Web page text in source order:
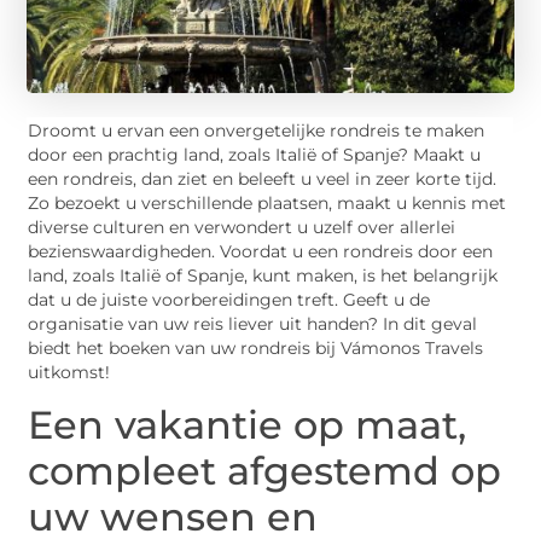
Droomt u ervan een onvergetelijke rondreis te maken
door een prachtig land, zoals Italië of Spanje? Maakt u
een rondreis, dan ziet en beleeft u veel in zeer korte tijd.
Zo bezoekt u verschillende plaatsen, maakt u kennis met
diverse culturen en verwondert u uzelf over allerlei
bezienswaardigheden. Voordat u een rondreis door een
land, zoals Italië of Spanje, kunt maken, is het belangrijk
dat u de juiste voorbereidingen treft. Geeft u de
organisatie van uw reis liever uit handen? In dit geval
biedt het boeken van uw rondreis bij Vámonos Travels
uitkomst!
Een vakantie op maat,
compleet afgestemd op
uw wensen en